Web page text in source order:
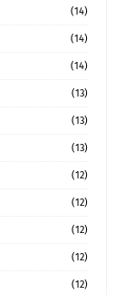
(14)
(14)
(14)
(13)
(13)
(13)
(12)
(12)
(12)
(12)
(12)